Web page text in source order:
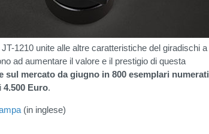
1210 unite alle altre caratteristiche del giradischi a
ad aumentare il valore e il prestigio di questa
sul mercato da giugno in 800 esemplari numerati
4.500 Euro.
(in inglese)